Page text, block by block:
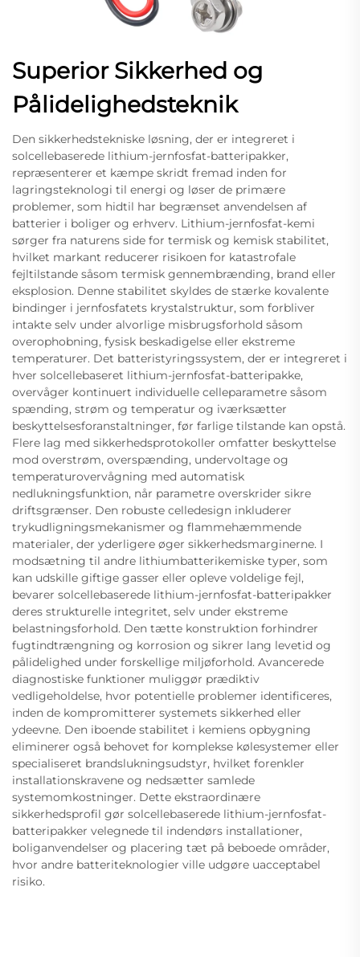
Superior Sikkerhed og
Pålidelighedsteknik
Den sikkerhedstekniske løsning, der er integreret i
solcellebaserede lithium-jernfosfat-batteripakker,
repræsenterer et kæmpe skridt fremad inden for
lagringsteknologi til energi og løser de primære
problemer, som hidtil har begrænset anvendelsen af
batterier i boliger og erhverv. Lithium-jernfosfat-kemi
sørger fra naturens side for termisk og kemisk stabilitet,
hvilket markant reducerer risikoen for katastrofale
fejltilstande såsom termisk gennembrænding, brand eller
eksplosion. Denne stabilitet skyldes de stærke kovalente
bindinger i jernfosfatets krystalstruktur, som forbliver
intakte selv under alvorlige misbrugsforhold såsom
overophobning, fysisk beskadigelse eller ekstreme
temperaturer. Det batteristyringssystem, der er integreret i
hver solcellebaseret lithium-jernfosfat-batteripakke,
overvåger kontinuert individuelle celleparametre såsom
spænding, strøm og temperatur og iværksætter
beskyttelsesforanstaltninger, før farlige tilstande kan opstå.
Flere lag med sikkerhedsprotokoller omfatter beskyttelse
mod overstrøm, overspænding, undervoltage og
temperaturovervågning med automatisk
nedlukningsfunktion, når parametre overskrider sikre
driftsgrænser. Den robuste celledesign inkluderer
trykudligningsmekanismer og flammehæmmende
materialer, der yderligere øger sikkerhedsmarginerne. I
modsætning til andre lithiumbatterikemiske typer, som
kan udskille giftige gasser eller opleve voldelige fejl,
bevarer solcellebaserede lithium-jernfosfat-batteripakker
deres strukturelle integritet, selv under ekstreme
belastningsforhold. Den tætte konstruktion forhindrer
fugtindtrængning og korrosion og sikrer lang levetid og
pålidelighed under forskellige miljøforhold. Avancerede
diagnostiske funktioner muliggør prædiktiv
vedligeholdelse, hvor potentielle problemer identificeres,
inden de kompromitterer systemets sikkerhed eller
ydeevne. Den iboende stabilitet i kemiens opbygning
eliminerer også behovet for komplekse kølesystemer eller
specialiseret brandslukningsudstyr, hvilket forenkler
installationskravene og nedsætter samlede
systemomkostninger. Dette ekstraordinære
sikkerhedsprofil gør solcellebaserede lithium-jernfosfat-
batteripakker velegnede til indendørs installationer,
boliganvendelser og placering tæt på beboede områder,
hvor andre batteriteknologier ville udgøre uacceptabel
risiko.